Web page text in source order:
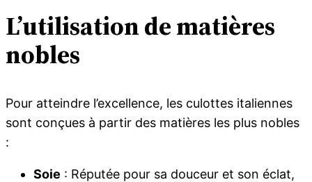
L’utilisation de matières
nobles
Pour atteindre l’excellence, les culottes italiennes
sont conçues à partir des matières les plus nobles
:
Soie : Réputée pour sa douceur et son éclat,